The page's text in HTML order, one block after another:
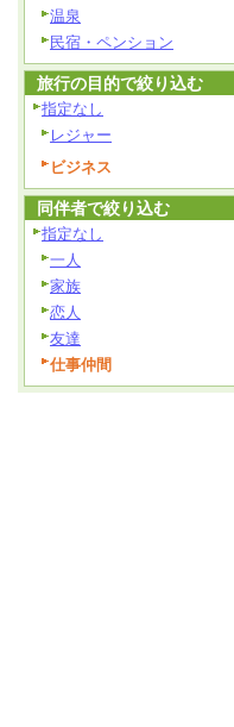
温泉
民宿・ペンション
旅行の目的で絞り込む
指定なし
レジャー
ビジネス
同伴者で絞り込む
指定なし
一人
家族
恋人
友達
仕事仲間